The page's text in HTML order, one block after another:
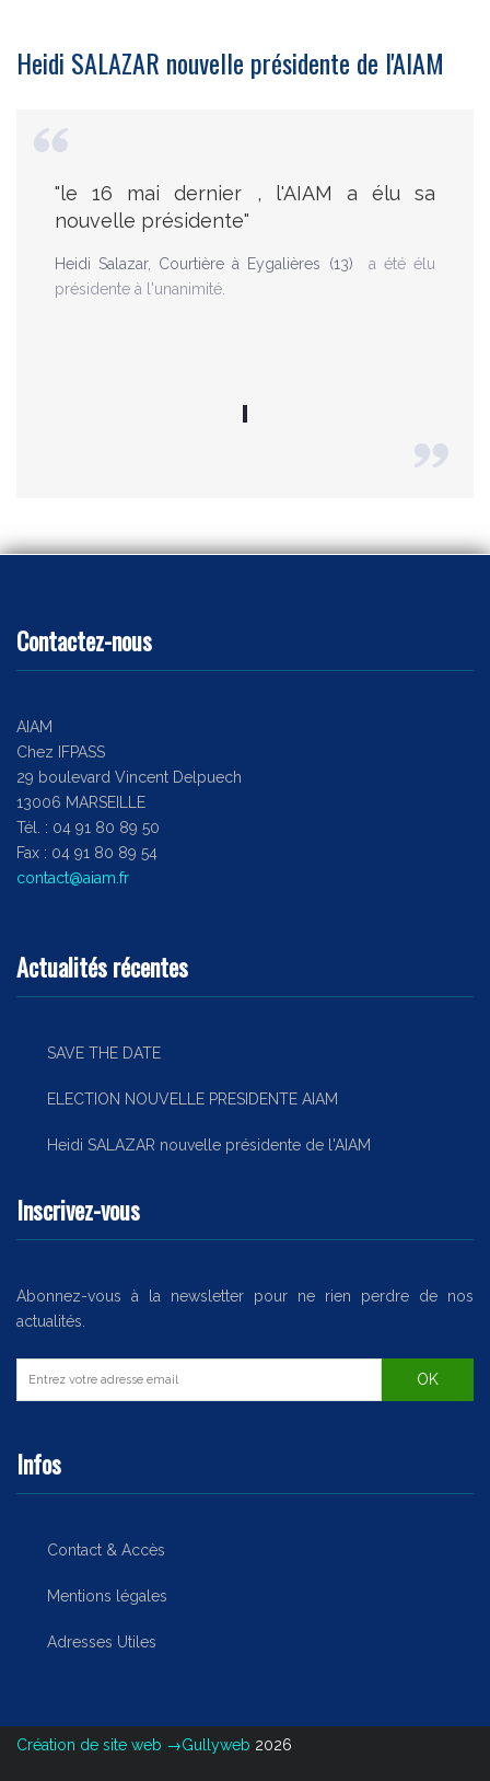
Heidi SALAZAR nouvelle présidente de l'AIAM
"le 16 mai dernier , l'AIAM a élu sa
nouvelle présidente"
Heidi Salazar, Courtière à Eygalières (13)
a été élu
présidente à l'unanimité.
Contactez-nous
AIAM
Chez IFPASS
29 boulevard Vincent Delpuech
13006 MARSEILLE
Tél. : 04 91 80 89 50
Fax : 04 91 80 89 54
contact@aiam.fr
Actualités récentes
SAVE THE DATE
ELECTION NOUVELLE PRESIDENTE AIAM
Heidi SALAZAR nouvelle présidente de l'AIAM
Inscrivez-vous
Abonnez-vous à la newsletter pour ne rien perdre de nos
actualités.
Infos
Contact & Accès
Mentions légales
Adresses Utiles
Création de site web →Gullyweb 2026